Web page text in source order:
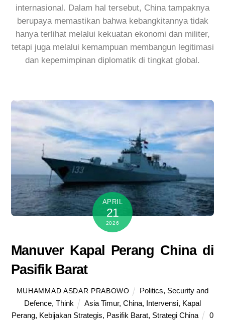
internasional. Dalam hal tersebut, China tampaknya
berupaya memastikan bahwa kebangkitannya tidak
hanya terlihat melalui kekuatan ekonomi dan militer,
tetapi juga melalui kemampuan membangun legitimasi
dan kepemimpinan diplomatik di tingkat global.
APRIL
21
2026
Manuver Kapal Perang China di
Pasifik Barat
MUHAMMAD ASDAR PRABOWO Politics, Security and
Defence, Think Asia Timur,China, Intervensi, Kapal
Perang, Kebijakan Strategis, Pasifik Barat, Strategi China 0